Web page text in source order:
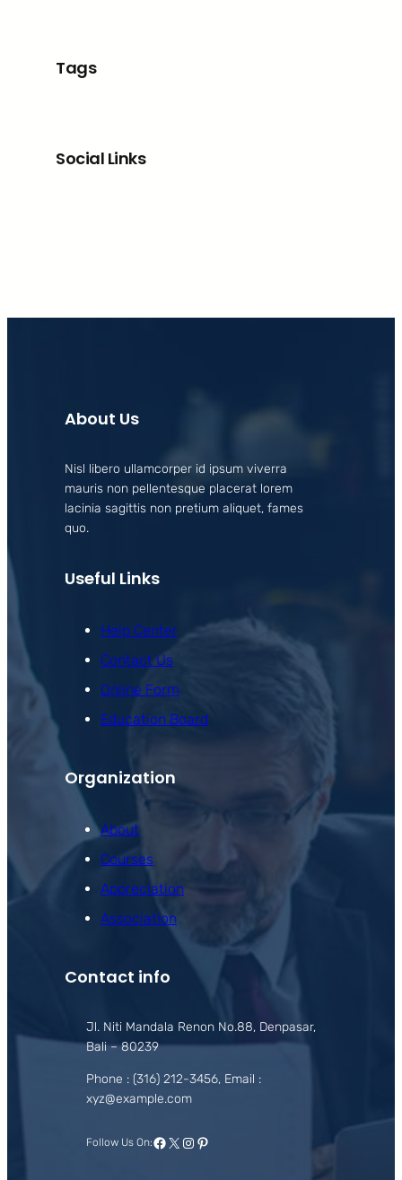
Tags
Social Links
About Us
Nisl libero ullamcorper id ipsum viverra
mauris non pellentesque placerat lorem
lacinia sagittis non pretium aliquet, fames
quo.
Useful Links
Help Center
Contact Us
Online Form
Education Board
Organization
About
Courses
Appreciation
Association
Contact info
Jl. Niti Mandala Renon No.88, Denpasar,
Bali – 80239
Phone : (316) 212-3456, Email :
xyz@example.com
Follow Us On:Facebook
X Instagram
Pinterest